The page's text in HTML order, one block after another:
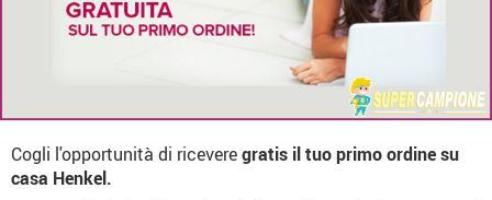
Cogli l'opportunità di riceveregratis il tuo primo ordine su
casa Henkel.